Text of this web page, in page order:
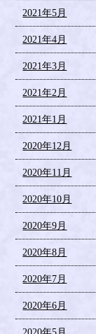
2021年5月
2021年4月
2021年3月
2021年2月
2021年1月
2020年12月
2020年11月
2020年10月
2020年9月
2020年8月
2020年7月
2020年6月